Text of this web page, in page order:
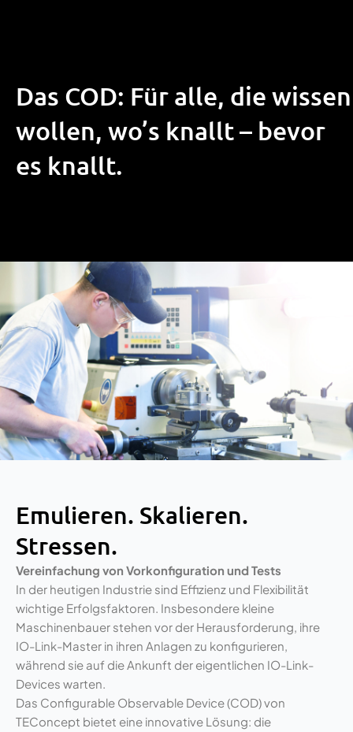
Das COD: Für alle, die wissen
wollen, wo’s knallt – bevor
es knallt.
Emulieren. Skalieren.
Stressen.
Vereinfachung von Vorkonfiguration und Tests
In der heutigen Industrie sind Effizienz und Flexibilität
wichtige Erfolgsfaktoren. Insbesondere kleine
Maschinenbauer stehen vor der Herausforderung, ihre
IO-Link-Master in ihren Anlagen zu konfigurieren,
während sie auf die Ankunft der eigentlichen IO-Link-
Devices warten.
Das Configurable Observable Device (COD) von
TEConcept bietet eine innovative Lösung: die